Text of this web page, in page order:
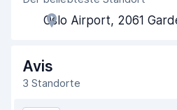
Schnelle Abholung
Schnelle Abgabe
Oslo Airport, 2061
Avis
3 Standorte